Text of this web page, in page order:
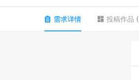
需求详情 投稿作品 (